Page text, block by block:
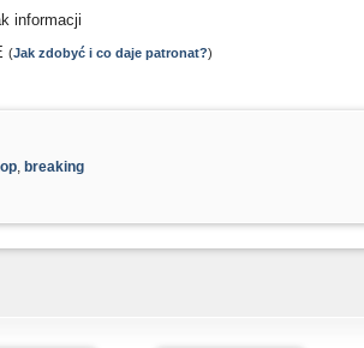
informacji
(Jak zdobyć i co daje patronat?)
, breaking